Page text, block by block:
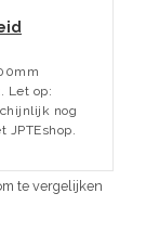
Let op:
nog
JPTEshop.
te vergelijken